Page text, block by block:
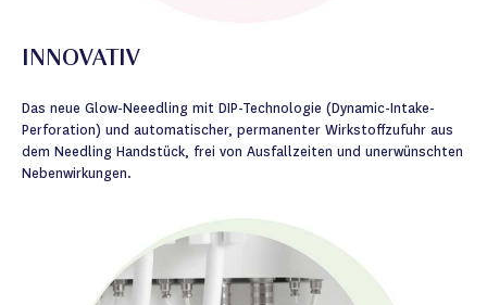
INNOVATIV
Das neue Glow-Neeedling mit DIP-Technologie (Dynamic-Intake-
Perforation) und automatischer, permanenter Wirkstoffzufuhr aus
dem Needling Handstück, frei von Ausfallzeiten und unerwünschten
Nebenwirkungen.